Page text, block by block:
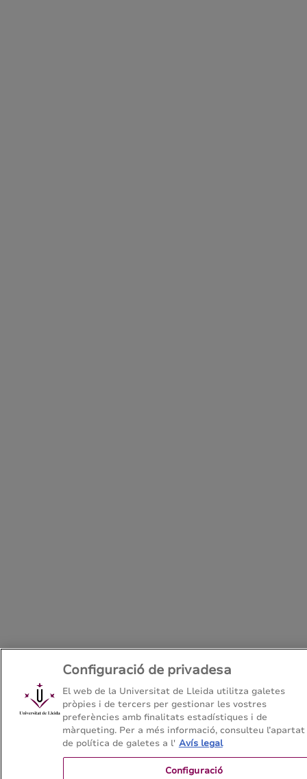
Configuració de privadesa
El web de la Universitat de Lleida utilitza galetes
pròpies i de tercers per gestionar les vostres
preferències amb finalitats estadístiques i de
màrqueting. Per a més informació, consulteu l’apartat
de política de galetes a l' Avís legal
Configuració